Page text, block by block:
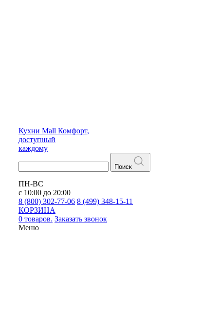
Кухни Mall Комфорт,
доступный
каждому
Поиск
ПН-ВС
с 10:00 до 20:00
8 (800) 302-77-06 8 (499) 348-15-11
КОРЗИНА
0 товаров. Заказать звонок
Меню